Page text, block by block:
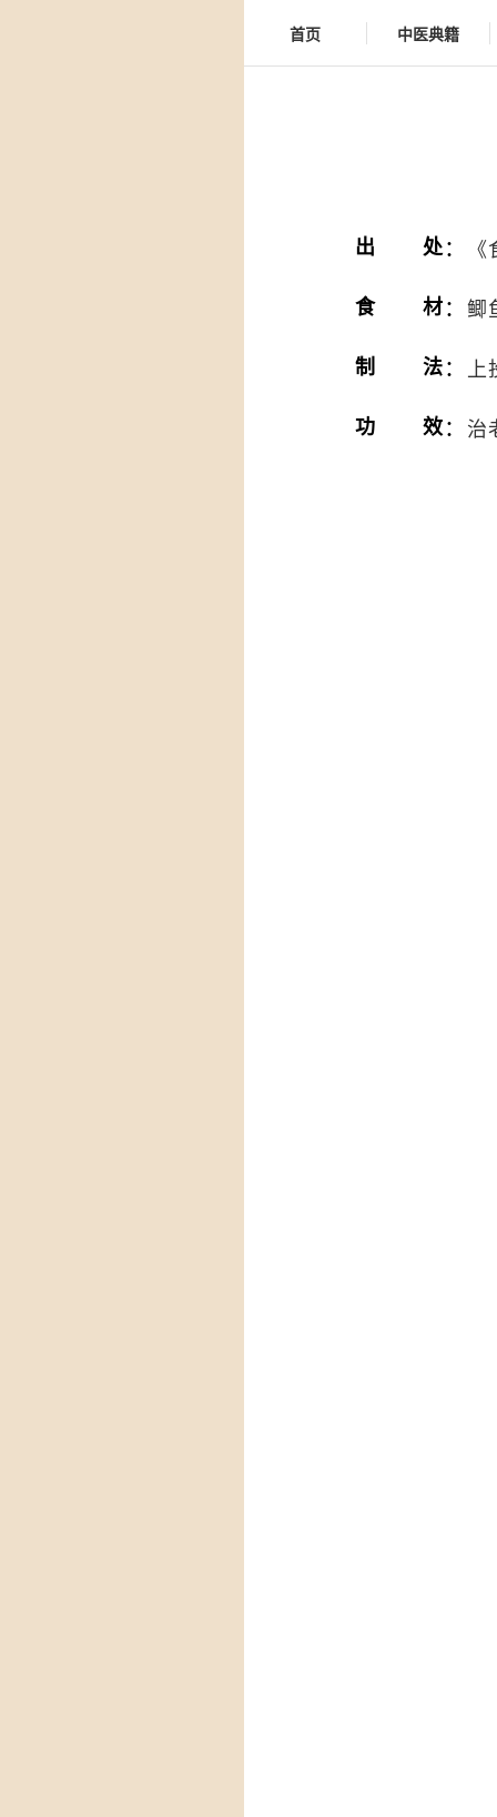
首页 中医典籍
出处：
食材： 鲫
制法：
功效： 治